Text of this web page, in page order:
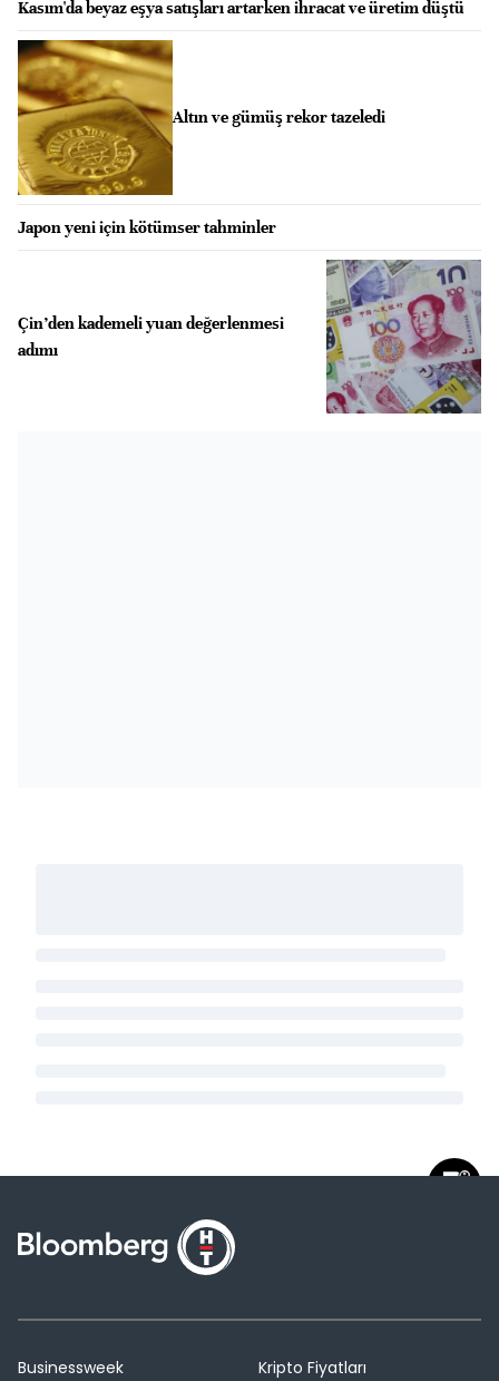
Kasım'da beyaz eşya satışları artarken ihracat ve üretim düştü
Altın ve gümüş rekor tazeledi
Japon yeni için kötümser tahminler
Çin’den kademeli yuan değerlenmesi
adımı
Businessweek
Kripto Fiyatları